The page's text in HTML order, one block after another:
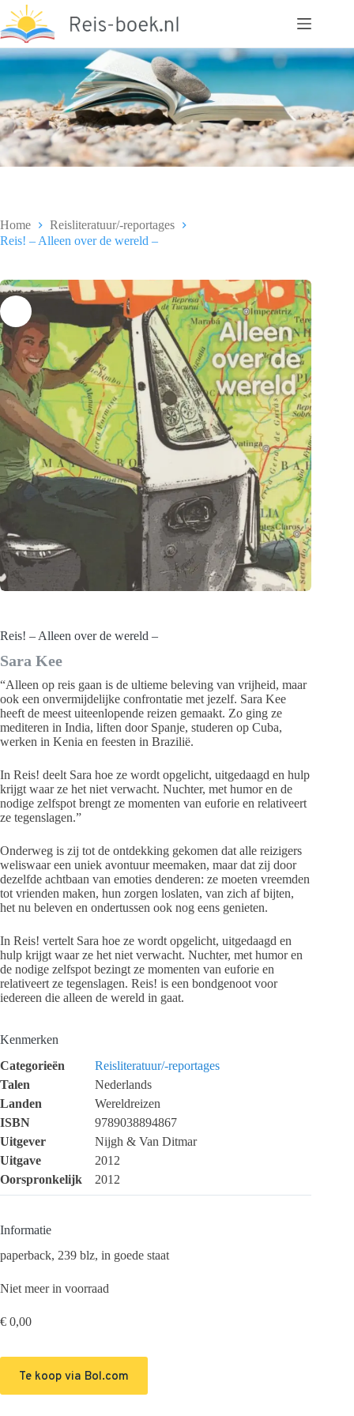
naar
de
inhoud
Home
Reisliteratuur/-reportages
Reis! – Alleen over de wereld –
Reis! – Alleen over de wereld –
Sara Kee
“Alleen op reis gaan is de ultieme beleving van vrijheid, maar
ook een onvermijdelijke confrontatie met jezelf. Sara Kee
heeft de meest uiteenlopende reizen gemaakt. Zo ging ze
mediteren in India, liften door Spanje, studeren op Cuba,
werken in Kenia en feesten in Brazilië.
In Reis! deelt Sara hoe ze wordt opgelicht, uitgedaagd en hulp
krijgt waar ze het niet verwacht. Nuchter, met humor en de
nodige zelfspot brengt ze momenten van euforie en relativeert
ze tegenslagen.”
Onderweg is zij tot de ontdekking gekomen dat alle reizigers
weliswaar een uniek avontuur meemaken, maar dat zij door
dezelfde achtbaan van emoties denderen: ze moeten vreemden
tot vrienden maken, hun zorgen loslaten, van zich af bijten,
het nu beleven en ondertussen ook nog eens genieten.
In Reis! vertelt Sara hoe ze wordt opgelicht, uitgedaagd en
hulp krijgt waar ze het niet verwacht. Nuchter, met humor en
de nodige zelfspot bezingt ze momenten van euforie en
relativeert ze tegenslagen. Reis! is een bondgenoot voor
iedereen die alleen de wereld in gaat.
Kenmerken
Categorieën
Reisliteratuur/-reportages
Talen
Nederlands
Landen
Wereldreizen
ISBN
9789038894867
Uitgever
Nijgh & Van Ditmar
Uitgave
2012
Oorspronkelijk
2012
Informatie
paperback, 239 blz, in goede staat
Niet meer in voorraad
€ 0,00
Te koop via Bol.com